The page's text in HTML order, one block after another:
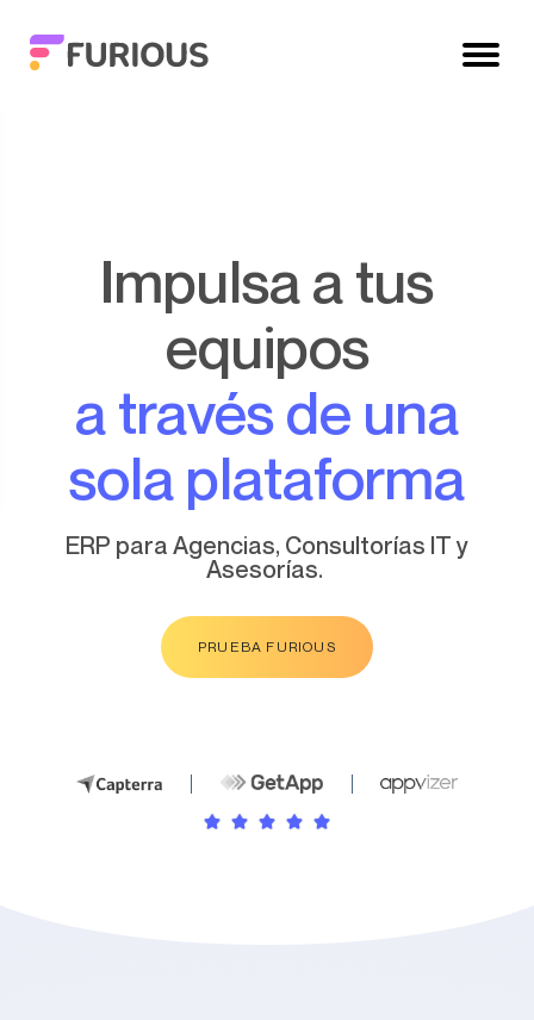
Impulsa a tus
equipos
a través de una
sola plataforma
ERP para Agencias, Consultorías IT y
Asesorías.
PRUEBA FURIOUS